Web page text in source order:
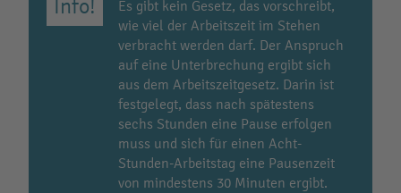
Es gibt kein Gesetz, das vorschreibt,
wie viel der Arbeitszeit im Stehen
verbracht werden darf. Der Anspruch
auf eine Unterbrechung ergibt sich
aus dem Arbeitszeitgesetz. Darin ist
festgelegt, dass nach spätestens
sechs Stunden eine Pause erfolgen
muss und sich für einen Acht-
Stunden-Arbeitstag eine Pausenzeit
von mindestens 30 Minuten ergibt.